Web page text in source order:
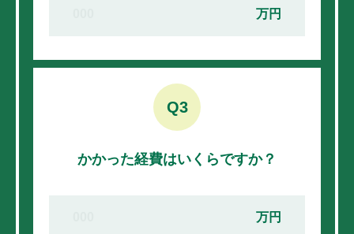
万円
Q3
かかった経費はいくらですか？
万円